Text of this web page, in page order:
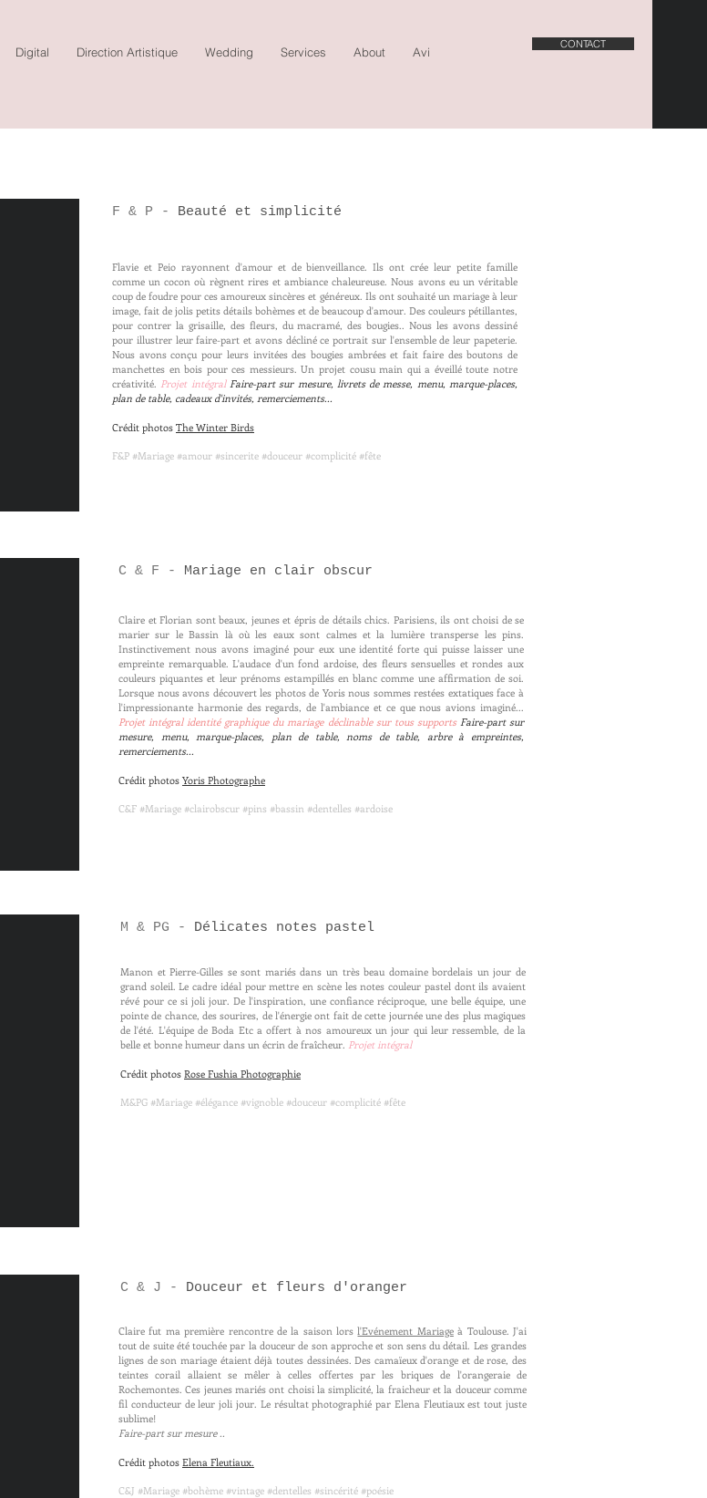
Digital Direction Artistique Wedding Services About Avis
CONTACT
F & P - Beauté et simplicité
Flavie et Peio rayonnent d'amour et de bienveillance. Ils ont crée leur petite famille
comme un cocon où règnent rires et ambiance chaleureuse. Nous avons eu un véritable
coup de foudre pour ces amoureux sincères et généreux. Ils ont souhaité un mariage à leur
image, fait de jolis petits détails bohèmes et de beaucoup d'amour. Des couleurs pétillantes,
pour contrer la grisaille, des fleurs, du macramé, des bougies.. Nous les avons dessiné
pour illustrer leur faire-part et avons décliné ce portrait sur l'ensemble de leur papeterie.
Nous avons conçu pour leurs invitées des bougies ambrées et fait faire des boutons de
manchettes en bois pour ces messieurs. Un projet cousu main qui a éveillé toute notre
créativité. Projet intégral Faire-part sur mesure, livrets de messe, menu, marque-places,
plan de table, cadeaux d'invités, remerciements...
Crédit photos The Winter Birds
F&P #Mariage #amour #sincerite #douceur #complicité #fête
C & F - Mariage en clair obscur
Claire et Florian sont beaux, jeunes et épris de détails chics. Parisiens, ils ont choisi de se
marier sur le Bassin là où les eaux sont calmes et la lumière transperse les pins.
Instinctivement nous avons imaginé pour eux une identité forte qui puisse laisser une
empreinte remarquable. L'audace d'un fond ardoise, des fleurs sensuelles et rondes aux
couleurs piquantes et leur prénoms estampillés en blanc comme une affirmation de soi.
Lorsque nous avons découvert les photos de Yoris nous sommes restées extatiques face à
l'impressionante harmonie des regards, de l'ambiance et ce que nous avions imaginé...
Projet intégral identité graphique du mariage déclinable sur tous supportsFaire-part sur
mesure, menu, marque-places, plan de table, noms de table, arbre à empreintes,
remerciements...
Crédit photos Yoris Photographe
C&F #Mariage #clairobscur #pins #bassin #dentelles #ardoise
M & PG - Délicates notes pastel
Manon et Pierre-Gilles se sont mariés dans un très beau domaine bordelais un jour de
grand soleil. Le cadre idéal pour mettre en scène les notes couleur pastel dont ils avaient
révé pour ce si joli jour. De l'inspiration, une confiance réciproque, une belle équipe, une
pointe de chance, des sourires, de l'énergie ont fait de cette journée une des plus magiques
de l'été. L'équipe de Boda Etc a offert à nos amoureux un jour qui leur ressemble, de la
belle et bonne humeur dans un écrin de fraîcheur. Projet intégral
Crédit photos Rose Fushia Photographie
M&PG #Mariage #élégance #vignoble #douceur #complicité #fête
C & J - Douceur et fleurs d'oranger
Claire fut ma première rencontre de la saison lorsl'Evénement Mariageà Toulouse. J'ai
tout de suite été touchée par la douceur de son approche et son sens du détail. Les grandes
lignes de son mariage étaient déjà toutes dessinées. Des camaïeux d'orange et de rose, des
teintes corail allaient se mêler à celles offertes par les briques de l'orangeraie de
Rochemontes. Ces jeunes mariés ont choisi la simplicité, la fraicheur et la douceur comme
fil conducteur de leur joli jour. Le résultat photographié par Elena Fleutiaux est tout juste
sublime!
Faire-part sur mesure ..
Crédit photos Elena Fleutiaux.
C&J #Mariage #bohème #vintage #dentelles #sincérité #poésie